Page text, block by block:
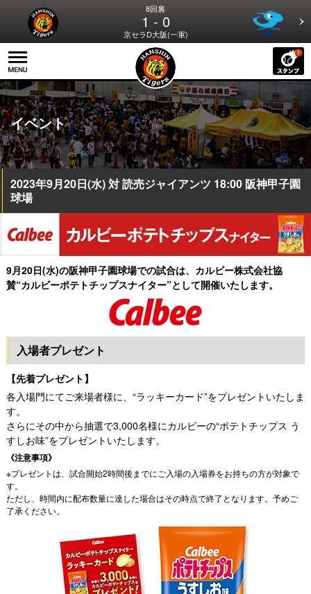
8回裏
1 - 0
京セラD大阪(一軍)
イベント
2023年9月20日(水) 対 読売ジャイアンツ 18:00 阪神甲子園
球場
9月20日(水)の阪神甲子園球場での試合は、 カルビー株式会社協
賛“カルビーポテトチップスナイター”として開催いたします。
入場者プレゼント
【先着プレゼント】
各入場門にてご来場者様に、“ラッキーカード”をプレゼントいたしま
す。
さらにその中から抽選で3,000名様にカルビーの“ポテトチップス う
すしお味”をプレゼントいたします。
《注意事項》
※プレゼントは、試合開始2時間後までにご入場の入場券をお持ちの方が対象で
す。
ただし、時間内に配布数量に達した場合はその時点で終了となります。予めご
了承ください。